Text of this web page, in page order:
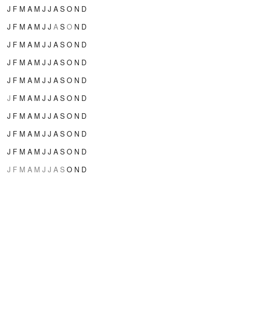
J F M A M J J A S O N D
J F M A M J J A S O N D
J F M A M J J A S O N D
J F M A M J J A S O N D
J F M A M J J A S O N D
J F M A M J J A S O N D
J F M A M J J A S O N D
J F M A M J J A S O N D
J F M A M J J A S O N D
J F M A M J J A S O N D